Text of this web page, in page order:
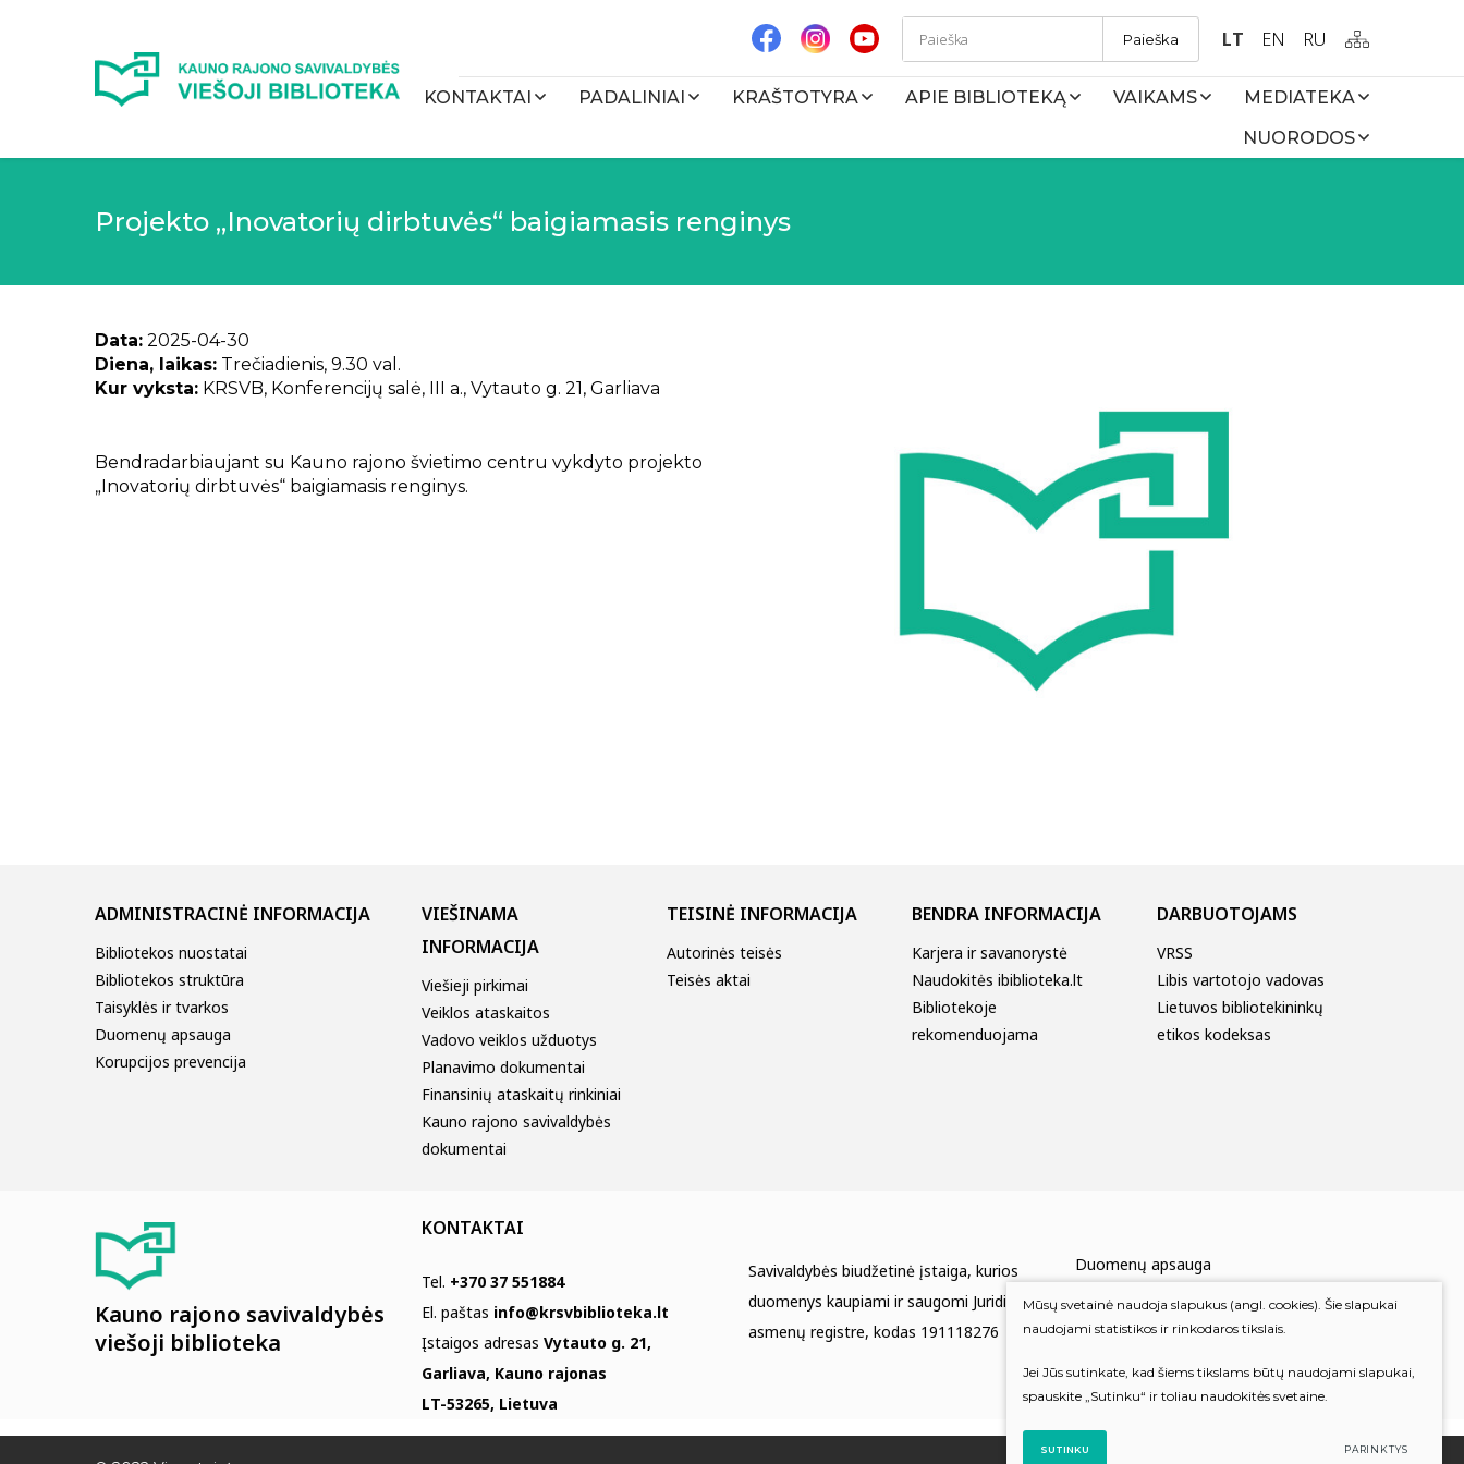
Paieška LT EN RU
KONTAKTAI PADALINIAI KRAŠTOTYRA APIE BIBLIOTEKĄ VAIKAMS
MEDIATEKA
NUORODOS
Projekto „Inovatorių dirbtuvės“ baigiamasis renginys
Data: 2025-04-30
Diena, laikas: Trečiadienis, 9.30 val.
Kur vyksta: KRSVB, Konferencijų salė, III a., Vytauto g. 21, Garliava
Bendradarbiaujant su Kauno rajono švietimo centru vykdyto projekto
„Inovatorių dirbtuvės“ baigiamasis renginys.
ADMINISTRACINĖ INFORMACIJA
Bibliotekos nuostatai
Bibliotekos struktūra
Taisyklės ir tvarkos
Duomenų apsauga
Korupcijos prevencija
VIEŠINAMA
INFORMACIJA
Viešieji pirkimai
Veiklos ataskaitos
Vadovo veiklos užduotys
Planavimo dokumentai
Finansinių ataskaitų rinkiniai
Kauno rajono savivaldybės
dokumentai
TEISINĖ INFORMACIJA
Autorinės teisės
Teisės aktai
BENDRA INFORMACIJA
Karjera ir savanorystė
Naudokitės ibiblioteka.lt
Bibliotekoje
rekomenduojama
DARBUOTOJAMS
VRSS
Libis vartotojo vadovas
Lietuvos bibliotekininkų
etikos kodeksas
Kauno rajono savivaldybės
viešoji biblioteka
KONTAKTAI
Tel. +370 37 551884
El. paštas info@krsvbiblioteka.lt
Įstaigos adresas Vytauto g. 21,
Garliava, Kauno rajonas
LT-53265, Lietuva
Savivaldybės biudžetinė įstaiga, kurios
duomenys kaupiami ir saugomi Juridinių
asmenų registre, kodas 191118276
Duomenų apsauga
Mūsų svetainė naudoja slapukus (angl. cookies). Šie slapukai
naudojami statistikos ir rinkodaros tikslais.
Jei Jūs sutinkate, kad šiems tikslams būtų naudojami slapukai,
spauskite „Sutinku“ ir toliau naudokitės svetaine.
SUTINKU PARINKTYS